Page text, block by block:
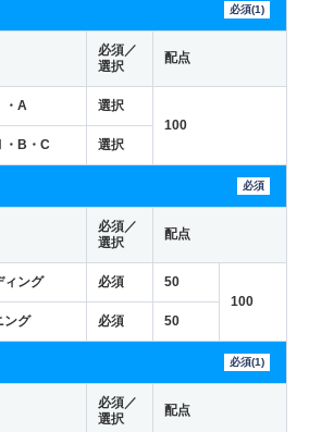
必須(1)
必須／
選択
配点
・A
選択
100
B・C 選択
必須
必須／
選択
配点
ィング 必須
50
100
ング
必須 50
必須(1)
必須／
選択
配点